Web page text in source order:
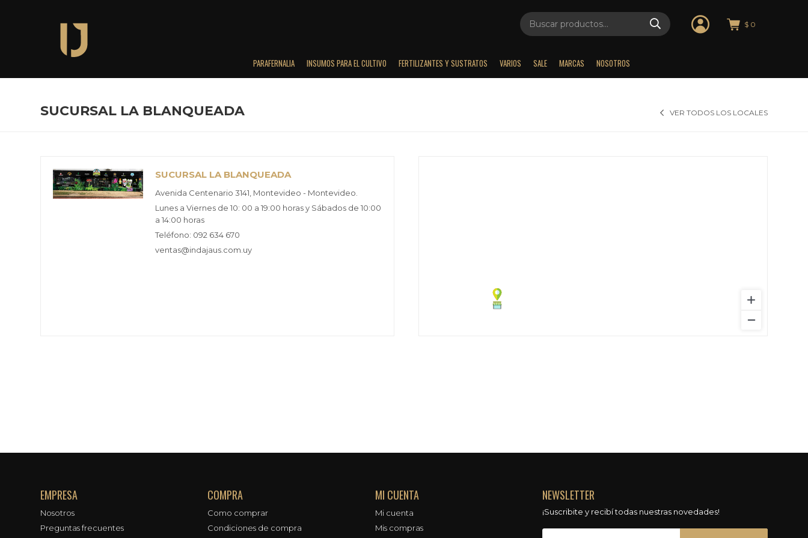
PARAFERNALIA INSUMOS PARA EL CULTIVO FERTILIZANTES Y SUSTRATOS VARIOS SALE MARCAS NOSOTROS
$ 0
SUCURSAL LA BLANQUEADA VER TODOS LOS LOCALES
SUCURSAL LA BLANQUEADA
Avenida Centenario 3141, Montevideo - Montevideo.
Lunes a Viernes de 10: 00 a 19:00 horas y Sábados de 10:00
a 14:00 horas
Teléfono: 092 634 670
ventas@indajaus.com.uy
EMPRESA
Nosotros
Preguntas frecuentes
COMPRA
Como comprar
Condiciones de compra
MI CUENTA
Mi cuenta
Mis compras
NEWSLETTER
¡Suscribite y recibí todas nuestras novedades!